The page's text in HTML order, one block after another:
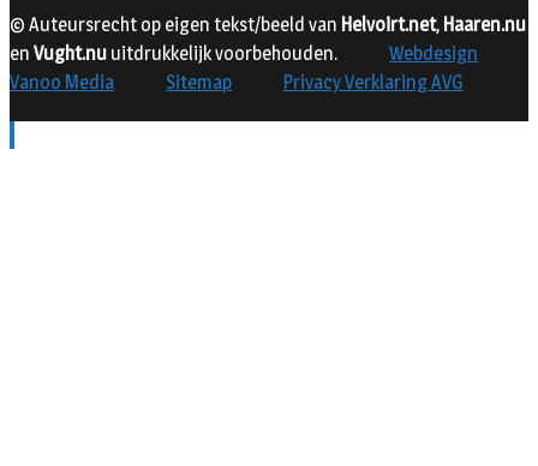
© Auteursrecht op eigen tekst/beeld van Helvoirt.net, Haaren.nu
en Vught.nu uitdrukkelijk voorbehouden.
Webdesign
Vanoo Media
Sitemap Privacy Verklaring AVG